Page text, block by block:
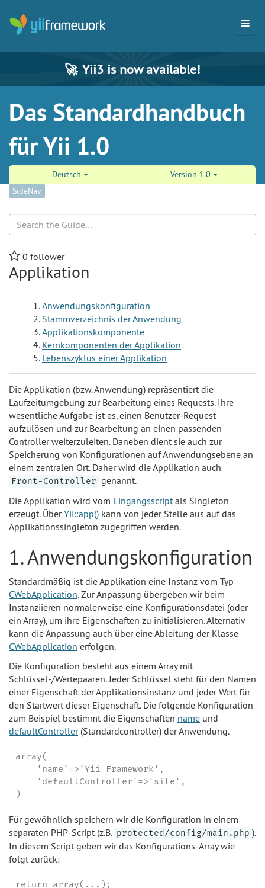
🚀 Yii3 is now available!
Das Standardhandbuch
für Yii 1.0
Deutsch
Version 1.0
SideNav
0 follower
Applikation
Anwendungskonfiguration
Stammverzeichnis der Anwendung
Applikationskomponente
Kernkomponenten der Applikation
Lebenszyklus einer Applikation
Die Applikation (bzw. Anwendung) repräsentiert die
Laufzeitumgebung zur Bearbeitung eines Requests. Ihre
wesentliche Aufgabe ist es, einen Benutzer-Request
aufzulösen und zur Bearbeitung an einen passenden
Controller weiterzuleiten. Daneben dient sie auch zur
Speicherung von Konfigurationen auf Anwendungsebene an
einem zentralen Ort. Daher wird die Applikation auch
Front-Controller genannt.
Die Applikation wird vom Eingangsscript als Singleton
erzeugt. ÜberYii::app() kann von jeder Stelle aus auf das
Applikationssingleton zugegriffen werden.
1. Anwendungskonfiguration
Standardmäßig ist die Applikation eine Instanz vom Typ
CWebApplication. Zur Anpassung übergeben wir beim
Instanziieren normalerweise eine Konfigurationsdatei (oder
ein Array), um ihre Eigenschaften zu initialisieren. Alternativ
kann die Anpassung auch über eine Ableitung der Klasse
CWebApplication erfolgen.
Die Konfiguration besteht aus einem Array mit
Schlüssel-/Wertepaaren. Jeder Schlüssel steht für den Namen
einer Eigenschaft der Applikationsinstanz und jeder Wert für
den Startwert dieser Eigenschaft. Die folgende Konfiguration
zum Beispiel bestimmt die Eigenschaften name und
defaultController(Standardcontroller) der Anwendung.
array(
    'name'=>'Yii Framework',
    'defaultController'=>'site',
)
Für gewöhnlich speichern wir die Konfiguration in einem
separaten PHP-Script (z.B. protected/config/main.php ).
In diesem Script geben wir das Konfigurations-Array wie
folgt zurück:
return array(...);